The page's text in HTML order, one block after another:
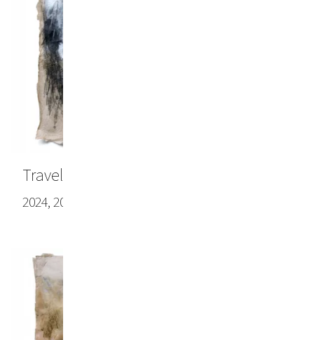
Travel note #2
2024, 20.47 x 28.35 in (52.0 x 72.0 cm)